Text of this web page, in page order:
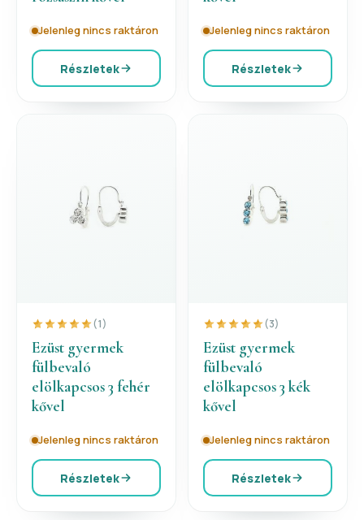
Jelenleg nincs raktáron
Részletek
Jelenleg nincs raktáron
Részletek
(1)
Ezüst gyermek
fülbevaló
elölkapcsos 3 fehér
kővel
Jelenleg nincs raktáron
Részletek
(3)
Ezüst gyermek
fülbevaló
elölkapcsos 3 kék
kővel
Jelenleg nincs raktáron
Részletek